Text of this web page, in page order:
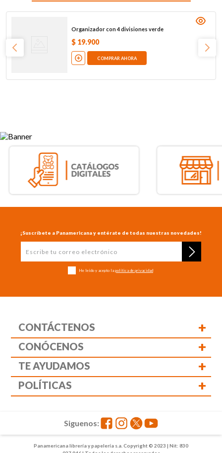
Organizador con 4 divisiones verde
$ 19.900
COMPRAR AHORA
¡Suscríbete a Panamericana y entérate de todas nuestras novedades!
He leído y acepto la política de privacidad
CONTÁCTENOS +
CONÓCENOS +
TE AYUDAMOS +
POLÍTICAS +
Panamericana librería y papelería s.a. Copyright © 2023 | Nit: 830
Siguenos: